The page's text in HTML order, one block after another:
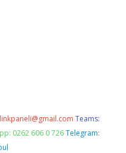
Teams:
0262 606 0 726 Telegram: